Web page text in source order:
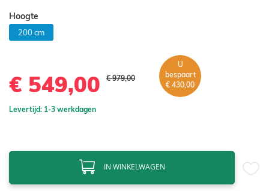
Hoogte
200 cm
€ 549,00 € 979,00
U
bespaart
€ 430,00
Levertijd: 1-3 werkdagen
IN WINKELWAGEN